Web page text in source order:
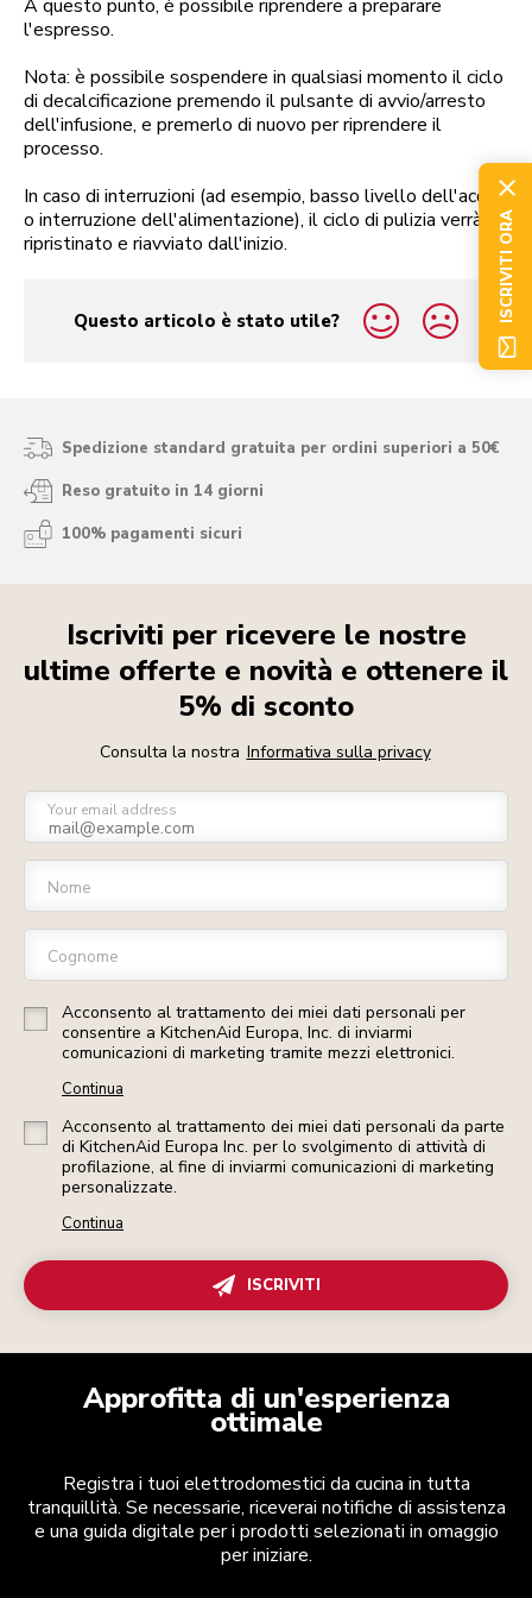
A questo punto, è possibile riprendere a preparare
l'espresso.
Nota: è possibile sospendere in qualsiasi momento il ciclo
di decalcificazione premendo il pulsante di avvio/arresto
dell'infusione, e premerlo di nuovo per riprendere il
processo.
In caso di interruzioni (ad esempio, basso livello dell'acqua
o interruzione dell'alimentazione), il ciclo di pulizia verrà
ripristinato e riavviato dall'inizio.
Questo articolo è stato utile?
yes
no
Spedizione standard gratuita per ordini superiori a 50€
Reso gratuito in 14 giorni
100% pagamenti sicuri
Iscriviti per ricevere le nostre
ultime offerte e novità e ottenere il
5% di sconto
Consulta la nostra Informativa sulla privacy
Your email address
Nome
Cognome
Acconsento al trattamento dei miei dati personali per
consentire a KitchenAid Europa, Inc. di inviarmi
comunicazioni di marketing tramite mezzi elettronici.
Continua
Acconsento al trattamento dei miei dati personali da parte
di KitchenAid Europa Inc. per lo svolgimento di attività di
profilazione, al fine di inviarmi comunicazioni di marketing
personalizzate.
Continua
ISCRIVITI
Approfitta di un'esperienza
ottimale
Registra i tuoi elettrodomestici da cucina in tutta
tranquillità. Se necessarie, riceverai notifiche di assistenza
e una guida digitale per i prodotti selezionati in omaggio
per iniziare.
ISCRIVITI ORA